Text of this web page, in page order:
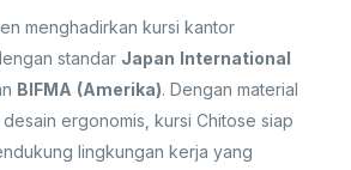
menghadirkan kursi kantor
standar Japan International
BIFMA (Amerika). Dengan material
ergonomis, kursi Chitose siap
lingkungan kerja yang